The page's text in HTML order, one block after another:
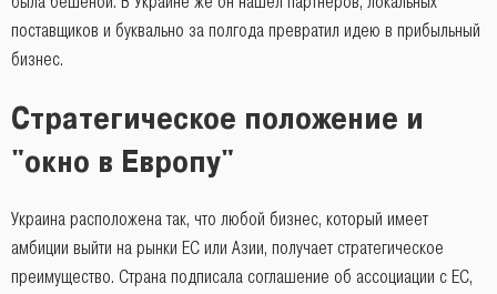
поставщиков и буквально за полгода превратил идею в прибыльный
бизнес.
Стратегическое положение и
"окно в Европу"
Украина расположена так, что любой бизнес, который имеет
амбиции выйти на рынки ЕС или Азии, получает стратегическое
преимущество. Страна подписала соглашение об ассоциации с ЕС,